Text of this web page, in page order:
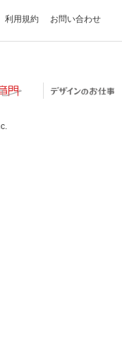
利用規約 お問い合わせ